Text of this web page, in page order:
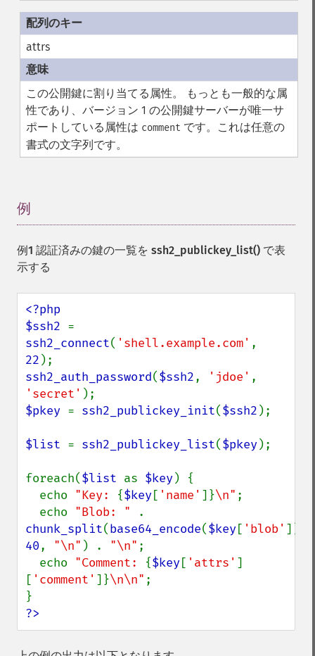
attrs
この公開鍵に割り当てる属性。 もっとも一般的な属
性であり、バージョン 1 の公開鍵サーバーが唯一サ
ポートしている属性は comment です。これは任意の
書式の文字列です。
例
例1 認証済みの鍵の一覧を ssh2_publickey_list() で表
示する
<?php
$ssh2
ssh2_connect( 'shell.example.com'
22
ssh2_auth_password($ssh2, 'jdoe'
'secret'
$pkey = ssh2_publickey_init($ssh2 );
$list = ssh2_publickey_list($pkey);
foreach($list as $key) {
  echo
"Key: {$key[ 'name' ]}\n" ;
  echo
"Blob: "
chunk_split(base64_encode($key[ 'blob'
40, "\n" ) . "\n" ;
  echo
"Comment: {$key[ 'attrs' ]
[ 'comment' ]}\n\n" ;
?>